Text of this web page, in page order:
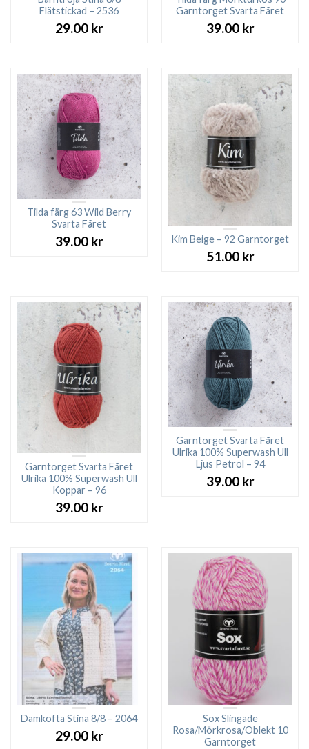
Flätstickad – 2536
29.00 kr
Garntorget Svarta Fåret
39.00 kr
Tilda färg 63 Wild Berry
Svarta Fåret
39.00 kr Kim Beige – 92 Garntorget
51.00 kr
Garntorget Svarta Fåret
Ulrika 100% Superwash Ull
Koppar – 96
39.00 kr
Garntorget Svarta Fåret
Ulrika 100% Superwash Ull
Ljus Petrol – 94
39.00 kr
Damkofta Stina 8/8 – 2064
29.00 kr
Sox Slingade
Rosa/Mörkrosa/Oblekt 10
Garntorget